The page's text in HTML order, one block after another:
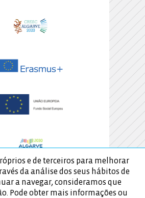
e de terceiros para melhorar
da análise dos seus hábitos de
a navegar, consideramos que
Pode obter mais informações ou